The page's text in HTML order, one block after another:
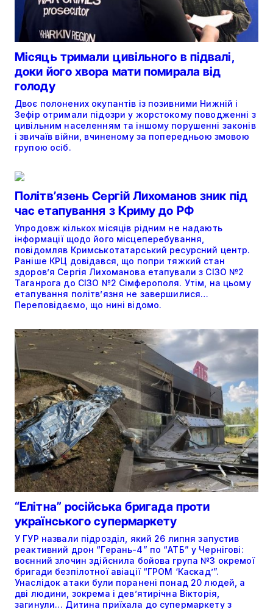
Місяць тримали цивільного в підвалі,
доки його хвора мати помирала від
голоду
Двоє полонених окупантів із позивними Нижній і
Зефір отримали підозри у жорстокому поводженні з
цивільним населенням та іншому порушенні законів
і звичаїв війни, вчиненому за попередньою змовою
групою осіб.
Політвʼязень Сергій Лихоманов зник під
час етапування з Криму до РФ
Упродовж кількох місяців рідним не надають
інформації щодо його місцеперебування,
повідомляв Кримськотатарський ресурсний центр.
Раніше КРЦ довідався, що попри тяжкий стан
здоров’я Сергія Лихоманова етапували з СІЗО №2
Таганрога до СІЗО №2 Сімферополя. Утім, на цьому
етапування політвʼязня не завершилися…
Переповідаємо, що нині відомо.
“Елітна” російська бригада проти
українського супермаркету
У ГУР назвали підрозділ, який 26 липня запустив
реактивний дрон “Герань-4” по “АТБ” у Чернігові:
воєнний злочин здійснила бойова група №3 окремої
бригади безпілотної авіації “ГРОМ ‘Каскад’”.
Унаслідок атаки були поранені понад 20 людей, а
дві людини, зокрема і дев’ятирічна Вікторія,
загинули… Дитина приїхала до супермаркету з